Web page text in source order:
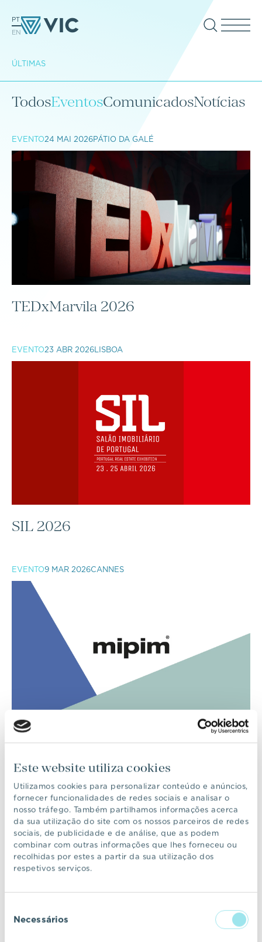
Este website utiliza cookies
Utilizamos cookies para personalizar conteúdo e anúncios,
fornecer funcionalidades de redes sociais e analisar o
nosso tráfego. Também partilhamos informações acerca
da sua utilização do site com os nossos parceiros de redes
sociais, de publicidade e de análise, que as podem
combinar com outras informações que lhes forneceu ou
recolhidas por estes a partir da sua utilização dos
respetivos serviços.
deNecessários
PT
EN
ÚLTIMAS
TodosEventosComunicadosNotícias
EVENTO24 MAI 2026PÁTIO DA GALÉ
TEDxMarvila 2026
EVENTO23 ABR 2026LISBOA
SIL 2026
EVENTO9 MAR 2026CANNES
MIPIM 2026